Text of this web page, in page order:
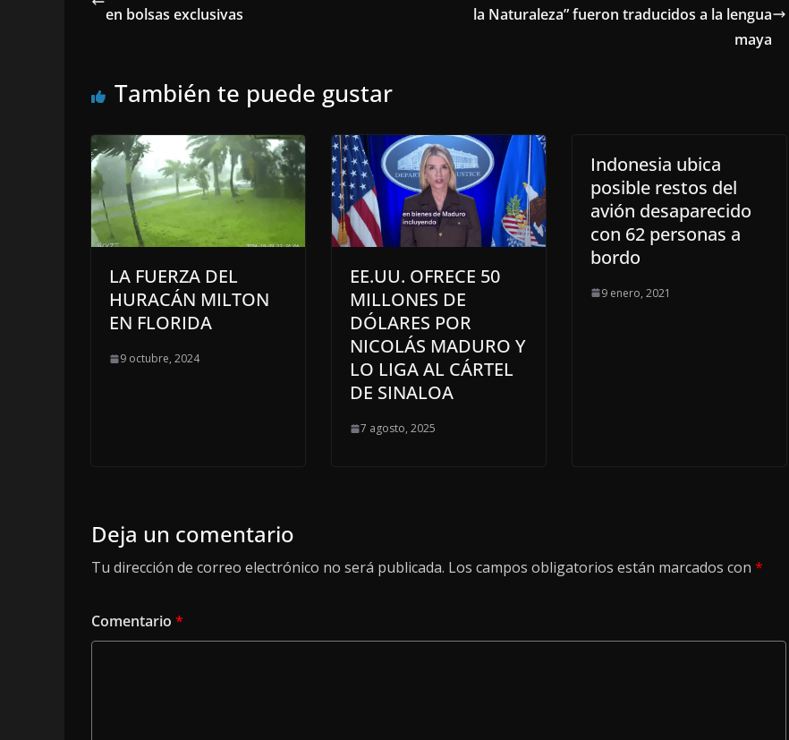
en bolsas exclusivas
la Naturaleza” fueron traducidos a la lengua
maya
También te puede gustar
LA FUERZA DEL
HURACÁN MILTON
EN FLORIDA
9 octubre, 2024
EE.UU. OFRECE 50
MILLONES DE
DÓLARES POR
NICOLÁS MADURO Y
LO LIGA AL CÁRTEL
DE SINALOA
7 agosto, 2025
Indonesia ubica
posible restos del
avión desaparecido
con 62 personas a
bordo
9 enero, 2021
Deja un comentario
Tu dirección de correo electrónico no será publicada. Los campos obligatorios están marcados con *
Comentario *